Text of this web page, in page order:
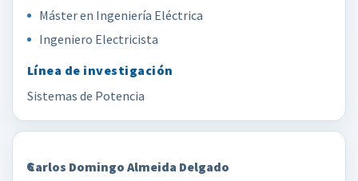
Máster en Ingeniería Eléctrica
Ingeniero Electricista
Sistemas de Potencia
6
Carlos Domingo Almeida Delgado